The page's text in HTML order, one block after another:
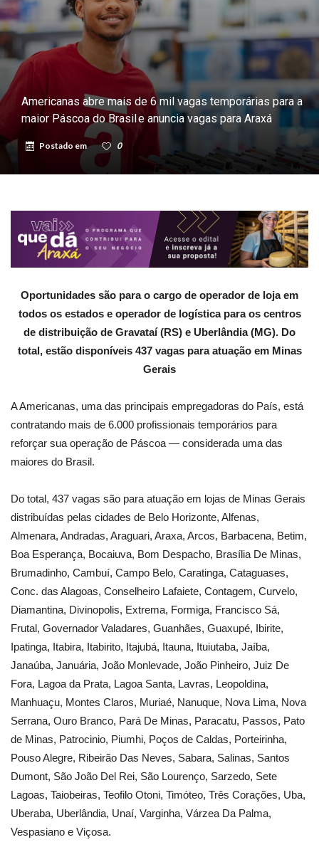
Americanas abre mais de 6 mil vagas temporárias para a
maior Páscoa do Brasil e anuncia vagas para Araxá
Postado em 0
Oportunidades são para o cargo de operador de loja em
todos os estados e operador de logística para os centros
de distribuição de Gravataí (RS) e Uberlândia (MG). Do
total, estão disponíveis 437 vagas para atuação em Minas
Gerais
A Americanas, uma das principais empregadoras do País, está
contratando mais de 6.000 profissionais temporários para
reforçar sua operação de Páscoa — considerada uma das
maiores do Brasil.
Do total, 437 vagas são para atuação em lojas de Minas Gerais
distribuídas pelas cidades de Belo Horizonte, Alfenas,
Almenara, Andradas, Araguari, Araxa, Arcos, Barbacena, Betim,
Boa Esperança, Bocaiuva, Bom Despacho, Brasília De Minas,
Brumadinho, Cambuí, Campo Belo, Caratinga, Cataguases,
Conc. das Alagoas, Conselheiro Lafaiete, Contagem, Curvelo,
Diamantina, Divinopolis, Extrema, Formiga, Francisco Sá,
Frutal, Governador Valadares, Guanhães, Guaxupé, Ibirite,
Ipatinga, Itabira, Itabirito, Itajubá, Itauna, Ituiutaba, Jaíba,
Janaúba, Januária, João Monlevade, João Pinheiro, Juiz De
Fora, Lagoa da Prata, Lagoa Santa, Lavras, Leopoldina,
Manhuaçu, Montes Claros, Muriaé, Nanuque, Nova Lima, Nova
Serrana, Ouro Branco, Pará De Minas, Paracatu, Passos, Pato
de Minas, Patrocinio, Piumhi, Poços de Caldas, Porteirinha,
Pouso Alegre, Ribeirão Das Neves, Sabara, Salinas, Santos
Dumont, São João Del Rei, São Lourenço, Sarzedo, Sete
Lagoas, Taiobeiras, Teofilo Otoni, Timóteo, Três Corações, Uba,
Uberaba, Uberlândia, Unaí, Varginha, Várzea Da Palma,
Vespasiano e Viçosa.